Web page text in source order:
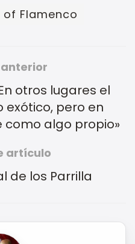
Flamenco
otros lugares el
pero en
como algo propio»
artículo
de los Parrilla